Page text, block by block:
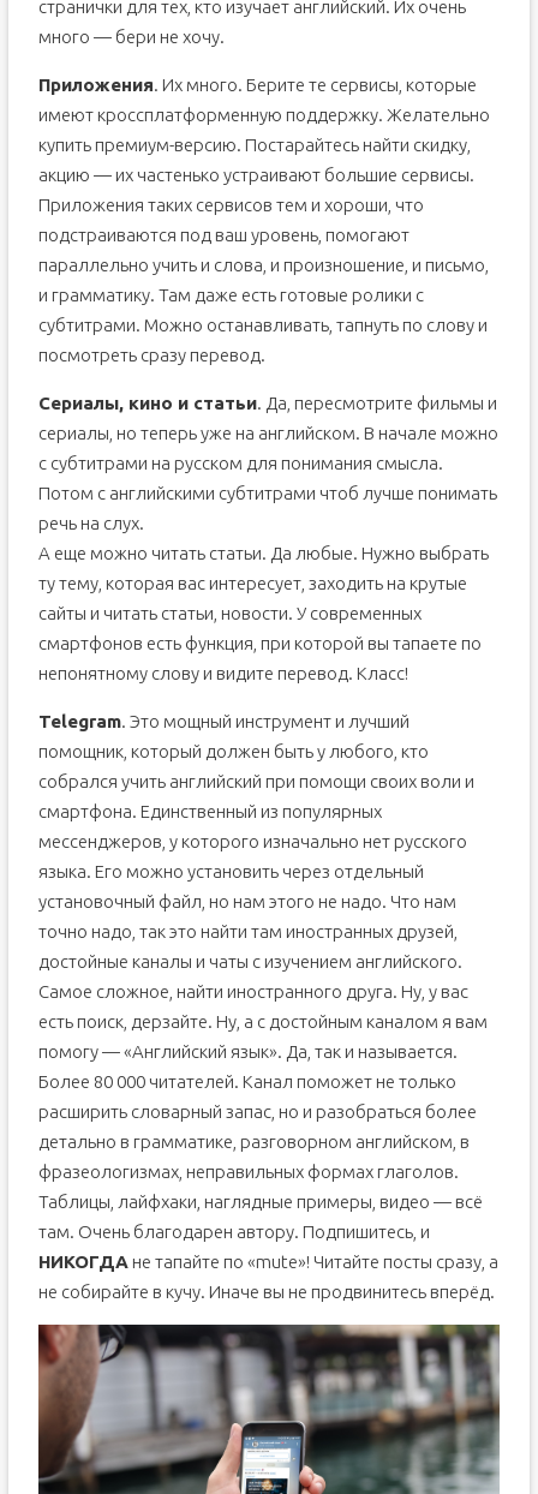
странички для тех, кто изучает английский. Их очень
много — бери не хочу.
Приложения. Их много. Берите те сервисы, которые
имеют кроссплатформенную поддержку. Желательно
купить премиум-версию. Постарайтесь найти скидку,
акцию — их частенько устраивают большие сервисы.
Приложения таких сервисов тем и хороши, что
подстраиваются под ваш уровень, помогают
параллельно учить и слова, и произношение, и письмо,
и грамматику. Там даже есть готовые ролики с
субтитрами. Можно останавливать, тапнуть по слову и
посмотреть сразу перевод.
Сериалы, кино и статьи. Да, пересмотрите фильмы и
сериалы, но теперь уже на английском. В начале можно
с субтитрами на русском для понимания смысла.
Потом с английскими субтитрами чтоб лучше понимать
речь на слух.
А еще можно читать статьи. Да любые. Нужно выбрать
ту тему, которая вас интересует, заходить на крутые
сайты и читать статьи, новости. У современных
смартфонов есть функция, при которой вы тапаете по
непонятному слову и видите перевод. Класс!
Telegram. Это мощный инструмент и лучший
помощник, который должен быть у любого, кто
собрался учить английский при помощи своих воли и
смартфона. Единственный из популярных
мессенджеров, у которого изначально нет русского
языка. Его можно установить через отдельный
установочный файл, но нам этого не надо. Что нам
точно надо, так это найти там иностранных друзей,
достойные каналы и чаты с изучением английского.
Самое сложное, найти иностранного друга. Ну, у вас
есть поиск, дерзайте. Ну, а с достойным каналом я вам
помогу — «Английский язык». Да, так и называется.
Более 80 000 читателей. Канал поможет не только
расширить словарный запас, но и разобраться более
детально в грамматике, разговорном английском, в
фразеологизмах, неправильных формах глаголов.
Таблицы, лайфхаки, наглядные примеры, видео — всё
там. Очень благодарен автору. Подпишитесь, и
НИКОГДА не тапайте по «mute»! Читайте посты сразу, а
не собирайте в кучу. Иначе вы не продвинитесь вперёд.